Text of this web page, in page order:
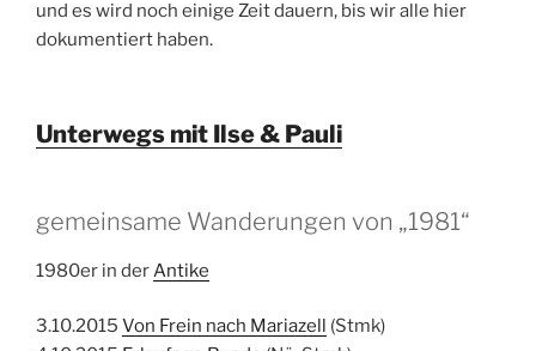
und es wird noch einige Zeit dauern, bis wir alle hier
dokumentiert haben.
Unterwegs mit Ilse & Pauli
gemeinsame Wanderungen von „1981“
1980er in der Antike
3.10.2015 Von Frein nach Mariazell (Stmk)